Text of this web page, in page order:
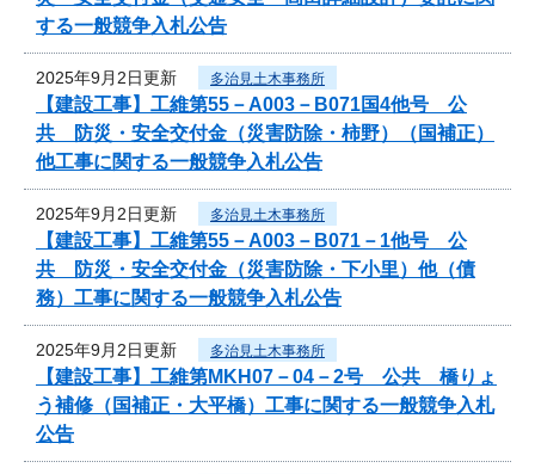
する一般競争入札公告
2025年9月2日更新 多治見土木事務所
【建設工事】工維第55－A003－B071国4他号 公
共 防災・安全交付金（災害防除・柿野）（国補正）
他工事に関する一般競争入札公告
2025年9月2日更新 多治見土木事務所
【建設工事】工維第55－A003－B071－1他号 公
共 防災・安全交付金（災害防除・下小里）他（債
務）工事に関する一般競争入札公告
2025年9月2日更新 多治見土木事務所
【建設工事】工維第MKH07－04－2号 公共 橋りょ
う補修（国補正・大平橋）工事に関する一般競争入札
公告